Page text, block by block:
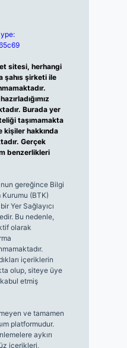
sitesi, herhangi
şahıs şirketi ile
Burada yer
taşımamakta
kişiler hakkında
Gerçek
benzerlikleri
gereğince Bilgi
(BTK)
Yer Sağlayıcı
Bu nedenle,
olarak
içeriklerin
olup, siteye üye
etmiş
ve tamamen
platformudur.
aykırı
içerikleri,